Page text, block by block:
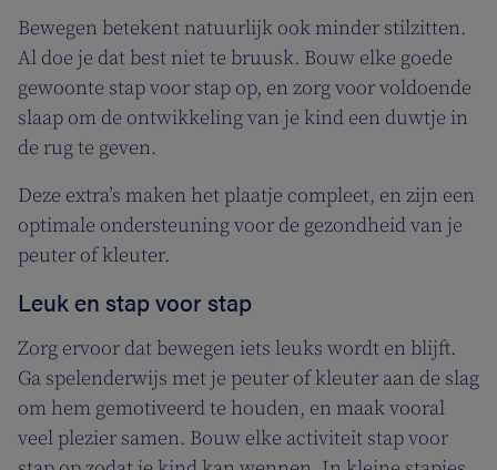
Bewegen betekent natuurlijk ook minder stilzitten.
Al doe je dat best niet te bruusk. Bouw elke goede
gewoonte stap voor stap op, en zorg voor voldoende
slaap om de ontwikkeling van je kind een duwtje in
de rug te geven.
Deze extra’s maken het plaatje compleet, en zijn een
optimale ondersteuning voor de gezondheid van je
peuter of kleuter.
Leuk en stap voor stap
Zorg ervoor dat bewegen iets leuks wordt en blijft.
Ga spelenderwijs met je peuter of kleuter aan de slag
om hem gemotiveerd te houden, en maak vooral
veel plezier samen. Bouw elke activiteit stap voor